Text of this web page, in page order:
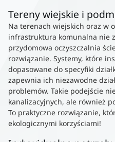
Tereny wiejskie i
Na terenach wiejskich oraz w
infrastruktura komunalna nie
przydomowa oczyszczalnia
rozwiązanie. Systemy, które
dopasowane do specyfiki
zapewnia ich niezawodne
problemów. Takie podejście
kanalizacyjnych, ale również
To praktyczne rozwiązanie,
ekologicznymi korzyściami!